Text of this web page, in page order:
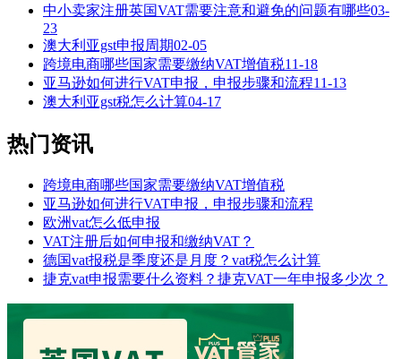
中小卖家注册英国VAT需要注意和避免的问题有哪些03-
23
澳大利亚gst申报周期02-05
跨境电商哪些国家需要缴纳VAT增值税11-18
亚马逊如何进行VAT申报，申报步骤和流程11-13
澳大利亚gst税怎么计算04-17
热门资讯
跨境电商哪些国家需要缴纳VAT增值税
亚马逊如何进行VAT申报，申报步骤和流程
欧洲vat怎么低申报
VAT注册后如何申报和缴纳VAT？
德国vat报税是季度还是月度？vat税怎么计算
捷克vat申报需要什么资料？捷克VAT一年申报多少次？